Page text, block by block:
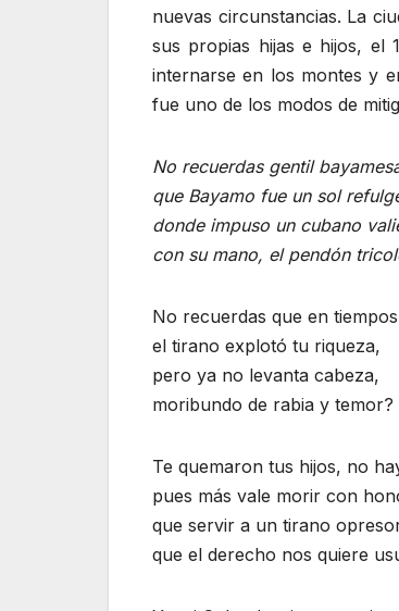
nuevas circunstancias. La
sus propias hijas e hijos, el
internarse en los montes y
fue uno de los modos de
No recuerdas gentil
que Bayamo fue un sol
donde impuso un cubano
con su mano, el pendón
No recuerdas que en
el tirano explotó tu riqueza,
pero ya no levanta cabeza,
moribundo de rabia y temor?
Te quemaron tus hijos, no
pues más vale morir con
que servir a un tirano
que el derecho nos quiere